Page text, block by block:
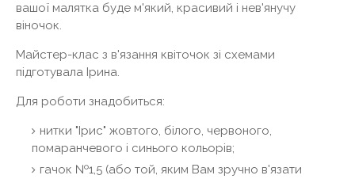
вашої малятка буде м'який, красивий і нев'янучу
віночок.
Майстер-клас з в'язання квіточок зі схемами
підготувала Ірина.
Для роботи знадобиться:
нитки "Ірис" жовтого, білого, червоного,
помаранчевого і синього кольорів;
гачок №1,5 (або той, яким Вам зручно в'язати